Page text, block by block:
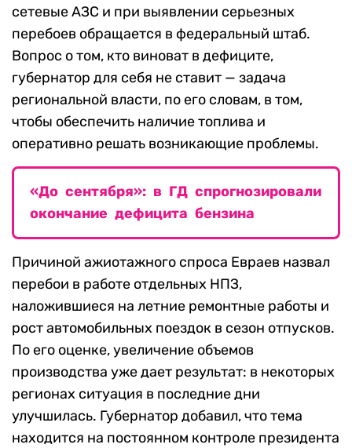
сетевые АЗС и при выявлении серьезных
перебоев обращается в федеральный штаб.
Вопрос о том, кто виноват в дефиците,
губернатор для себя не ставит — задача
региональной власти, по его словам, в том,
чтобы обеспечить наличие топлива и
оперативно решать возникающие проблемы.
«До сентября»: в ГД спрогнозировали
окончание дефицита бензина
Причиной ажиотажного спроса Евраев назвал
перебои в работе отдельных НПЗ,
наложившиеся на летние ремонтные работы и
рост автомобильных поездок в сезон отпусков.
По его оценке, увеличение объемов
производства уже дает результат: в некоторых
регионах ситуация в последние дни
улучшилась. Губернатор добавил, что тема
находится на постоянном контроле президента